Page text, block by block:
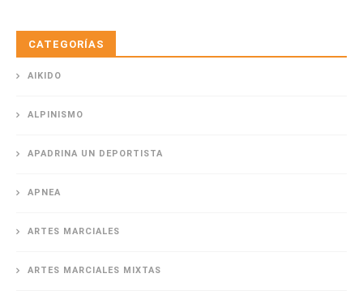
CATEGORÍAS
AIKIDO
ALPINISMO
APADRINA UN DEPORTISTA
APNEA
ARTES MARCIALES
ARTES MARCIALES MIXTAS